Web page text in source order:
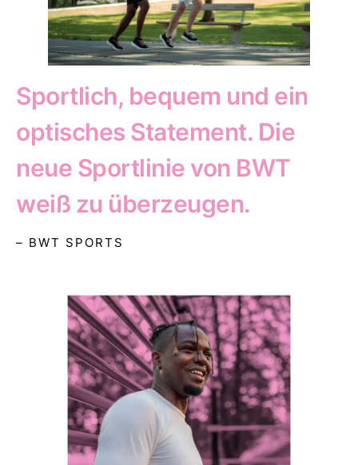
Sportlich, bequem und ein
optisches Statement. Die
neue Sportlinie von BWT
weiß zu überzeugen.
– BWT SPORTS